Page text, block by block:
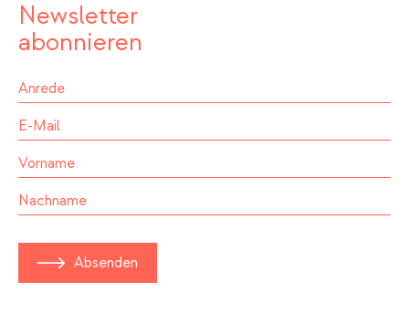
Newsletter
abonnieren
Absenden